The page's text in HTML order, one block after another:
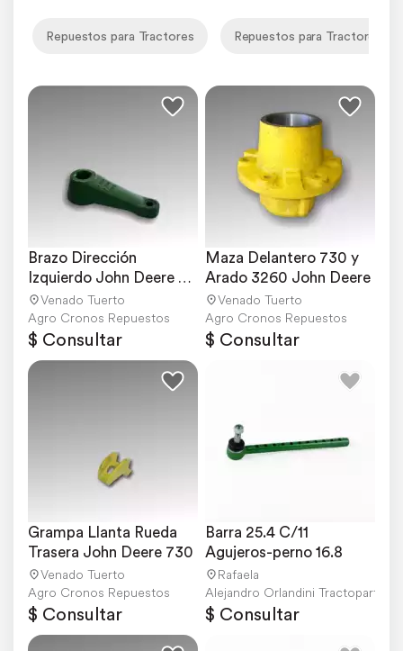
Repuestos para Tractores Repuestos para Tractores
Brazo Dirección
Izquierdo John Deere
730Venado Tuerto
Agro Cronos Repuestos
$ Consultar
Maza Delantero 730 y
Arado 3260 John Deere
Venado Tuerto
Agro Cronos Repuestos
$ Consultar
Grampa Llanta Rueda
Trasera John Deere 730
Venado Tuerto
Agro Cronos Repuestos
$ Consultar
Barra 25.4 C/11
Agujeros-perno 16.8
Rafaela
Alejandro Orlandini Tractopartes
$ Consultar